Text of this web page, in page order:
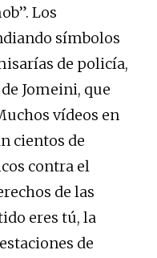
Los
símbolos
de policía,
Jomeini, que
vídeos en
cientos de
contra el
de las
eres tú, la
de